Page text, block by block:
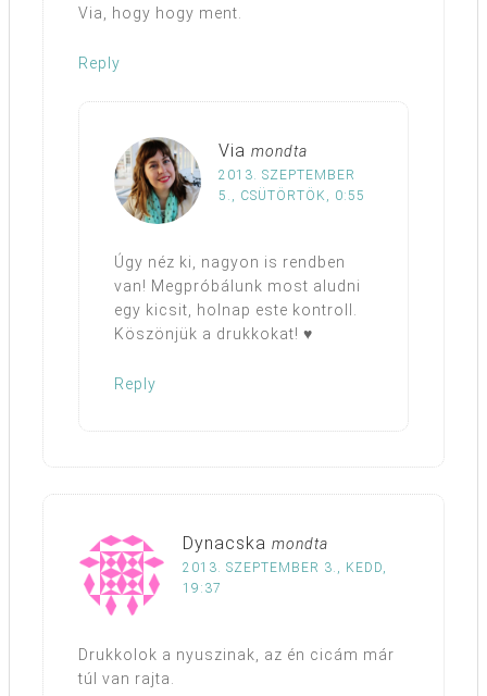
Via, hogy hogy ment.
Reply
Via mondta
2013. SZEPTEMBER
5., CSÜTÖRTÖK, 0:55
Úgy néz ki, nagyon is rendben
van! Megpróbálunk most aludni
egy kicsit, holnap este kontroll.
Köszönjük a drukkokat! ♥
Reply
Dynacska mondta
2013. SZEPTEMBER 3., KEDD,
19:37
Drukkolok a nyuszinak, az én cicám már
túl van rajta.